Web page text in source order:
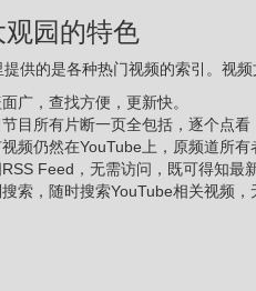
观园的特色
提供的是各种热门视频的索引。视
广，查找方便，更新快。
目所有片断一页全包括，逐个点看
频仍然在YouTube上，原频道所
Feed，无需访问，既可得知最
索，随时搜索YouTube相关视频